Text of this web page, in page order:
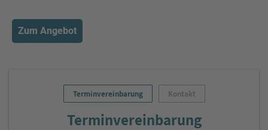
Zum Angebot
Terminvereinbarung Kontakt
Terminvereinbarung